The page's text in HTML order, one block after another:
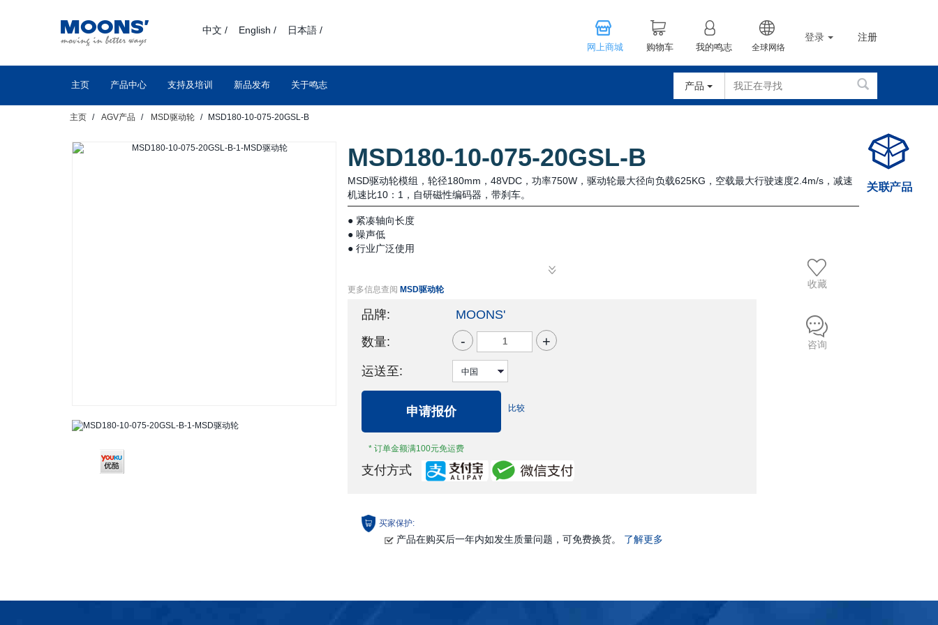
中文 / English / 日本語 /
网上商城 购物车 我的鸣志 全球网络
登录 注册
主页 产品中心 支持及培训 新品发布 关于鸣志 产品
主页 AGV产品 MSD驱动轮 MSD180-10-075-20GSL-B
MSD180-10-075-20GSL-B
MSD驱动轮模组，轮径180mm，48VDC，功率750W，驱动轮最大径向负载625KG，空载最大行驶速度2.4m/s，减速
机速比10：1，自研磁性编码器，带刹车。
● 紧凑轴向长度
● 噪声低
● 行业广泛使用
更多信息查阅 MSD驱动轮
品牌:
MOONS'
数量:
- +
运送至:
申请报价
* 订单金额满100元免运费
比较
支付方式
收藏
咨询
买家保护:
产品在购买后一年内如发生质量问题，可免费换货。 了解更多